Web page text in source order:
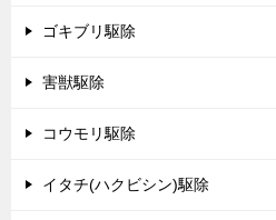
ゴキブリ駆除
害獣駆除
コウモリ駆除
イタチ(ハクビシン)駆除